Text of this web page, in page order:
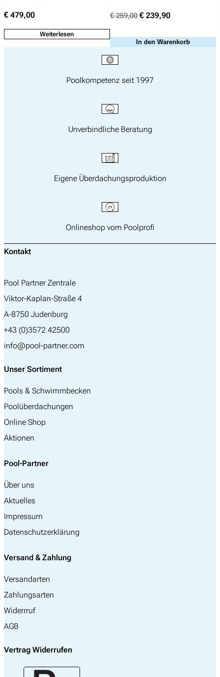
€ 479,00
Weiterlesen
€259,00 Ursprünglicher
war:
€ 239,90Aktueller
ist:
In den Warenkorb
Poolkompetenz seit 1997
Unverbindliche Beratung
Eigene Überdachungsproduktion
Onlineshop vom Poolprofi
Kontakt
Pool Partner Zentrale
Viktor-Kaplan-Straße 4
A-8750 Judenburg
+43 (0)3572 42500
info@pool-partner.com
Unser Sortiment
Pools & Schwimmbecken
Poolüberdachungen
Online Shop
Aktionen
Pool-Partner
Über uns
Aktuelles
Impressum
Datenschutzerklärung
Versand & Zahlung
Versandarten
Zahlungsarten
Widerrruf
AGB
Vertrag Widerrufen